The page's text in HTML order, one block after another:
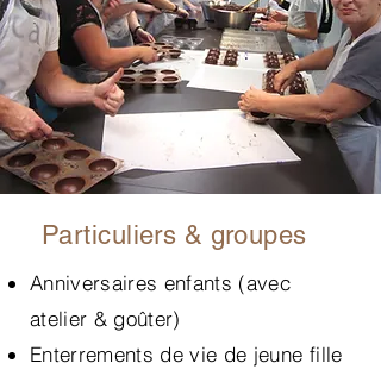
Particuliers & groupes
​Anniversaires enfants (avec
atelier & goûter)
Enterrements de vie de jeune fille